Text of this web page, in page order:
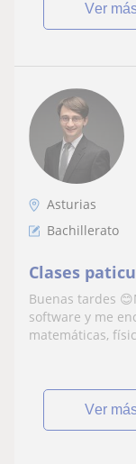
ver
Asturias
Bachillerato
Clases
Buenas tardes
software y me
matemáticas,
ver